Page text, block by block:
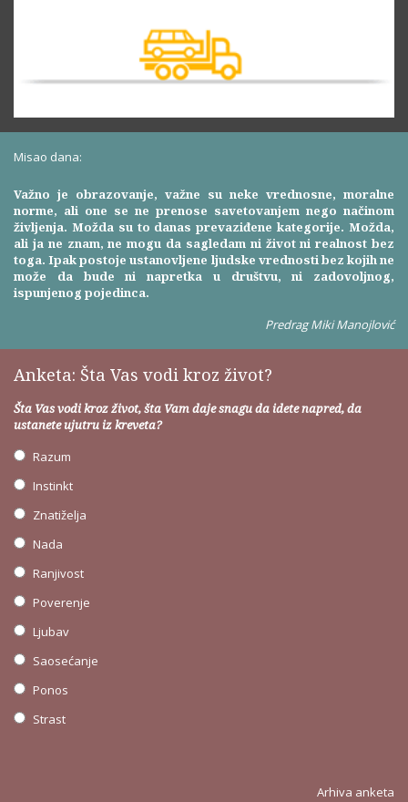
Misao dana:
Važno je obrazovanje, važne su neke vrednosne, moralne
norme, ali one se ne prenose savetovanjem nego načinom
življenja. Možda su to danas prevaziđene kategorije. Možda,
ali ja ne znam, ne mogu da sagledam ni život ni realnost bez
toga. Ipak postoje ustanovljene ljudske vrednosti bez kojih ne
može da bude ni napretka u društvu, ni zadovoljnog,
ispunjenog pojedinca.
Predrag Miki Manojlović
Anketa: Šta Vas vodi kroz život?
Šta Vas vodi kroz život, šta Vam daje snagu da idete napred, da
ustanete ujutru iz kreveta?
Razum
Instinkt
Znatiželja
Nada
Ranjivost
Poverenje
Ljubav
Saosećanje
Ponos
Strast
Arhiva anketa